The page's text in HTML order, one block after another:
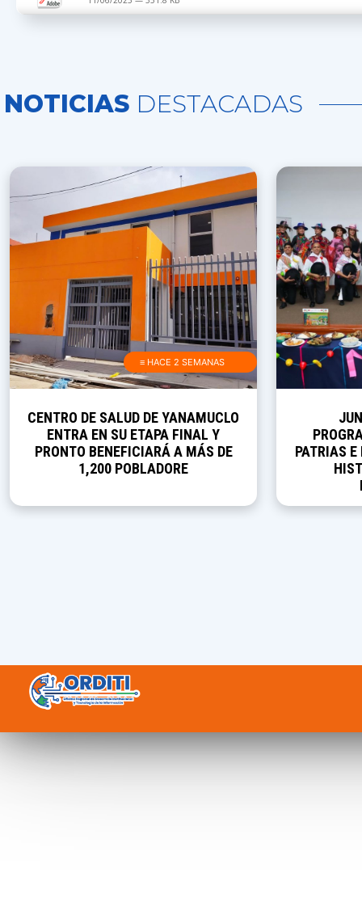
NOTICIAS DESTACADAS
≡ HACE 2 SEMANAS
CENTRO DE SALUD DE YANAMUCLO
ENTRA EN SU ETAPA FINAL Y
PRONTO BENEFICIARÁ A MÁS DE
1,200 POBLADORE
PATRIAS